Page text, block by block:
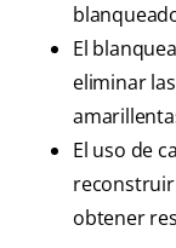
El
eliminar
El uso de
obtener